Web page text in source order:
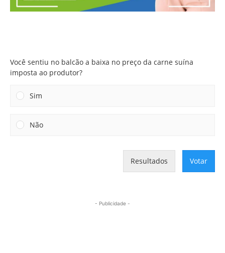
Você sentiu no balcão a baixa no preço da carne suína
imposta ao produtor?
Sim
Não
Resultados Votar
- Publicidade -